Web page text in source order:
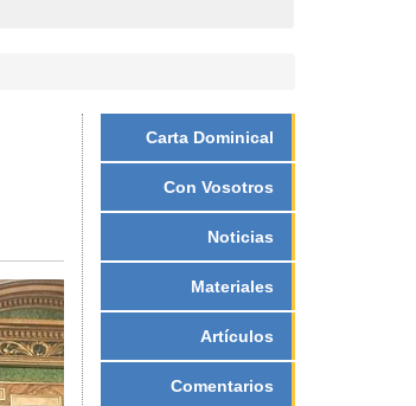
Carta Dominical
Con Vosotros
Noticias
Materiales
Artículos
Comentarios